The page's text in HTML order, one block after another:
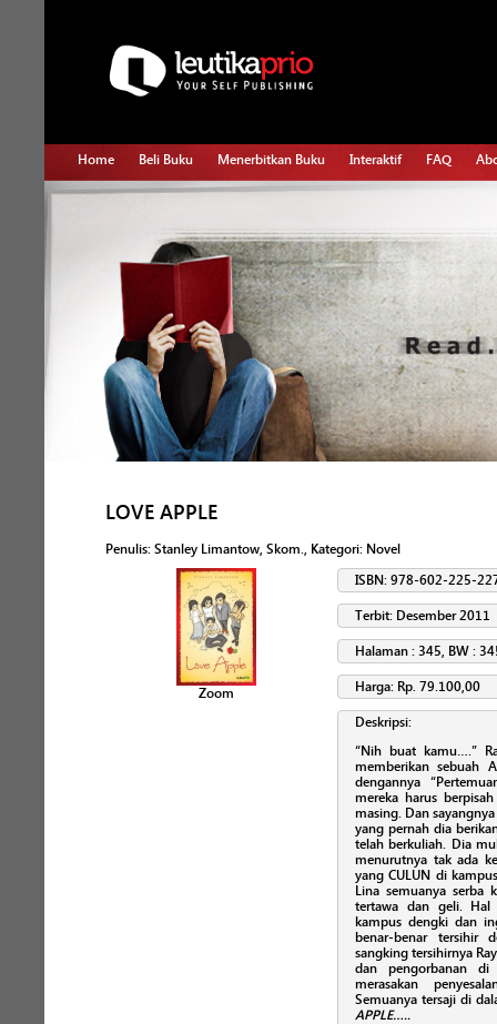
Home Beli Buku Menerbitkan Buku Interaktif FAQ
LOVE APPLE
Penulis: Stanley Limantow, Skom., Kategori: Novel
Zoom
ISBN: 978-602-225-
Terbit: Desember 2011
Halaman : 345, BW :
Harga: Rp. 79.100,00
Deskripsi:
“Nih buat kamu….”
memberikan sebuah
dengannya
mereka harus
masing. Dan
yang pernah dia
telah berkuliah. Dia
menurutnya tak ada
yang CULUN di
Lina semuanya serba
tertawa dan geli.
kampus dengki dan
benar-benar tersihir
sangking tersihirnya
dan pengorbanan
merasakan
Semuanya tersaji di
APPLE…..